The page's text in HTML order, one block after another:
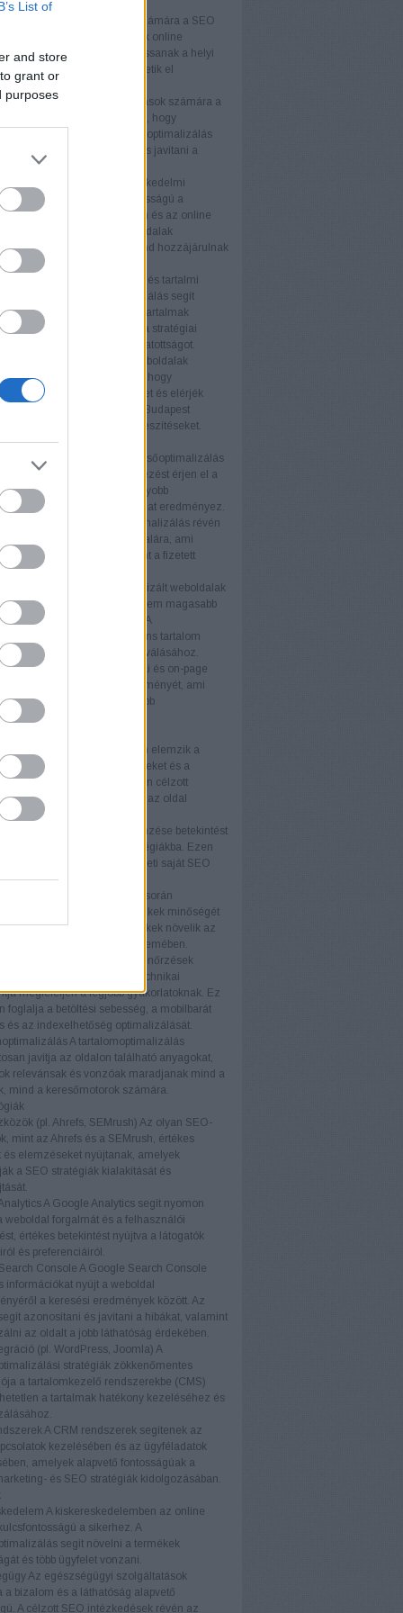
List of
and store
grant or
purposes
A kisvállalkozások számára a SEO
biztosít arra, hogy növeljék online
és versenyelőnyhöz jussanak a helyi
stratégiákkal érhetik el
hatékonyan.
A középvállalkozások számára a
megközelítése szükséges, hogy
maradjanak. A keresőoptimalizálás
az organikus forgalmat és javítani a
arányt.
Az e-kereskedelmi
számára a SEO kulcsfontosságú a
láthatóságának növelésében és az online
fellendítésében. A termékoldalak
és a technikai SEO mind hozzájárulnak
A blogok és tartalmi
számára a keresőoptimalizálás segít
olvasói bázist és javítani a tartalmak
Az értékes tartalom és a stratégiai
használata növeli a látogatottságot.
A nagyvállalati weboldalak
SEO stratégiákat igényelnek, hogy
növeljék online jelenlétüket és elérjék
A keresőoptimalizálás Budapest
támogatja ezeket az erőfeszítéseket.
keresőmotor rangsor
A keresőoptimalizálás
weboldala magasabb helyezést érjen el a
találati listáján. Ez nagyobb
és több organikus forgalmat eredményez.
A keresőoptimalizálás révén
látogató érkezik az oldalára, ami
költséghatékonyabb, mint a fizetett
Az optimalizált weboldalak
több látogatót vonzanak, hanem magasabb
arányt is eredményeznek. A
kialakítás és a releváns tartalom
a látogatók vásárlókká válásához.
élmény
A technikai és on-page
a weboldal felhasználói élményét, ami
látogatási időt és alacsonyabb
arányt eredményez.
Az SEO-auditok átfogóan elemzik a
állapotát, feltárva az erősségeket és a
területeket. Az auditok alapján célzott
végezhet, amelyek növelik az oldal
A versenytársak elemzése betekintést
trendekbe és sikeres stratégiákba. Ezen
felhasználásával fejlesztheti saját SEO
és versenyelőnyhöz juthat.
A backlink elemzés során
a weboldalra mutató linkek minőségét
A kiváló minőségű linkek növelik az
a keresőmotorok szemében.
A technikai ellenőrzések
hogy a weboldal minden technikai
megfeleljen a legjobb gyakorlatoknak. Ez
foglalja a betöltési sebesség, a mobilbarát
és az indexelhetőség optimalizálását.
A tartalomoptimalizálás
javítja az oldalon található anyagokat,
relevánsak és vonzóak maradjanak mind a
mind a keresőmotorok számára.
(pl. Ahrefs, SEMrush) Az olyan SEO-
mint az Ahrefs és a SEMrush, értékes
és elemzéseket nyújtanak, amelyek
a SEO stratégiák kialakítását és
A Google Analytics segít nyomon
weboldal forgalmát és a felhasználói
értékes betekintést nyújtva a látogatók
és preferenciáiról.
Console A Google Search Console
információkat nyújt a weboldal
a keresési eredmények között. Az
azonosítani és javítani a hibákat, valamint
az oldalt a jobb láthatóság érdekében.
(pl. WordPress, Joomla) A
stratégiák zökkenőmentes
a tartalomkezelő rendszerekbe (CMS)
a tartalmak hatékony kezeléséhez és
A CRM rendszerek segítenek az
kezelésében és az ügyféladatok
amelyek alapvető fontosságúak a
és SEO stratégiák kidolgozásában.
A kiskereskedelemben az online
a sikerhez. A
segít növelni a termékek
és több ügyfelet vonzani.
Az egészségügyi szolgáltatások
a bizalom és a láthatóság alapvető
A célzott SEO intézkedések révén az